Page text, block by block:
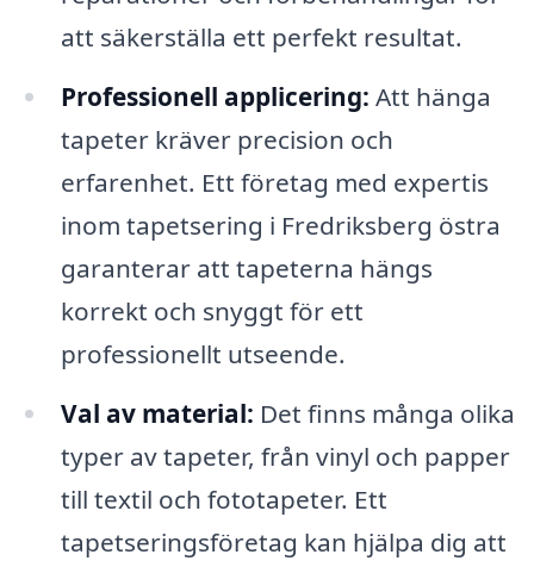
att säkerställa ett perfekt resultat.
Professionell applicering: Att hänga
tapeter kräver precision och
erfarenhet. Ett företag med expertis
inom tapetsering i Fredriksberg östra
garanterar att tapeterna hängs
korrekt och snyggt för ett
professionellt utseende.
Val av material: Det finns många olika
typer av tapeter, från vinyl och papper
till textil och fototapeter. Ett
tapetseringsföretag kan hjälpa dig att